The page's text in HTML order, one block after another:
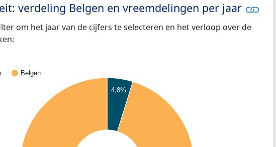
verdeling Belgen en vreemdelingen per jaar
om het jaar van de cijfers te selecteren en het verloop over de
Belgen
4,8%